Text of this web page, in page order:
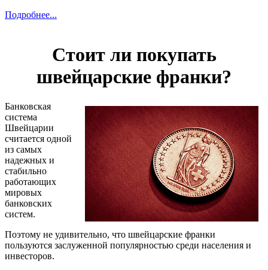
Подробнее...
Стоит ли покупать
швейцарские франки?
Банковская
система
Швейцарии
считается одной
из самых
надежных и
стабильно
работающих
мировых
банковских
систем.
Поэтому не удивительно, что швейцарские франки
пользуются заслуженной популярностью среди населения и
инвесторов.